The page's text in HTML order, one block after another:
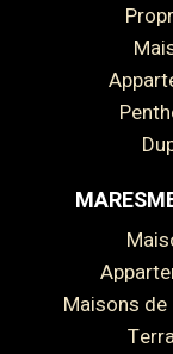
Maisons